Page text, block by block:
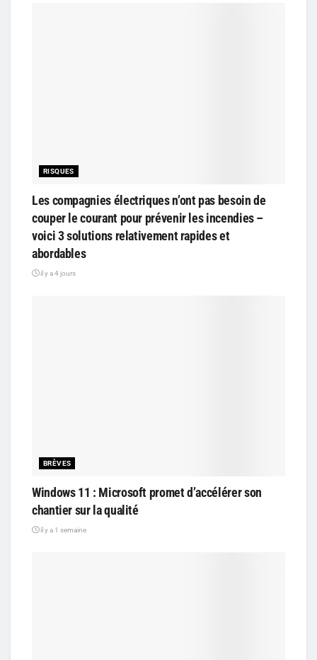
RISQUES
Les compagnies électriques n’ont pas besoin de
couper le courant pour prévenir les incendies –
voici 3 solutions relativement rapides et
abordables
il y a 4 jours
BRÈVES
Windows 11 : Microsoft promet d’accélérer son
chantier sur la qualité
il y a 1 semaine